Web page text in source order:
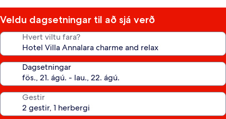
Veldu dagsetningar til að sjá verð
Hvert viltu fara?
Dagsetningar
Gestir